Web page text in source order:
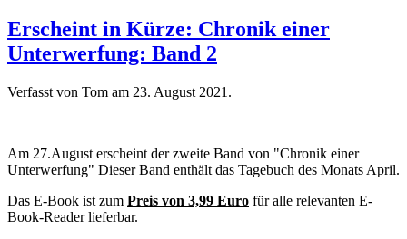
Erscheint in Kürze: Chronik einer
Unterwerfung: Band 2
Verfasst von Tom am 23. August 2021 .
Am 27.August erscheint der zweite Band von "Chronik einer
Unterwerfung" Dieser Band enthält das Tagebuch des Monats April.
Das E-Book ist zum Preis von 3,99 Euro für alle relevanten E-
Book-Reader lieferbar.